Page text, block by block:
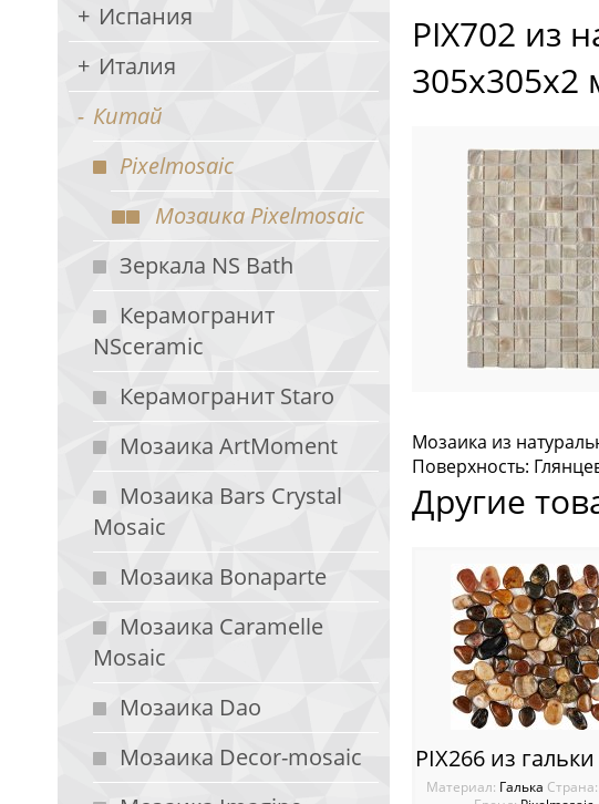
Испания
Италия
Китай
Pixelmosaic
Мозаика Pixelmosaic
Зеркала NS Bath
Керамогранит
NSceramic
Керамогранит Staro
Мозаика ArtMoment
Мозаика Bars Crystal
Mosaic
Мозаика Bonaparte
Мозаика Caramelle
Mosaic
Мозаика Dao
Мозаика Decor-mosaic
PIX702 из
305х305x2
Мозаика из
Поверхность:
Другие
Материал: Галька Cтрана: